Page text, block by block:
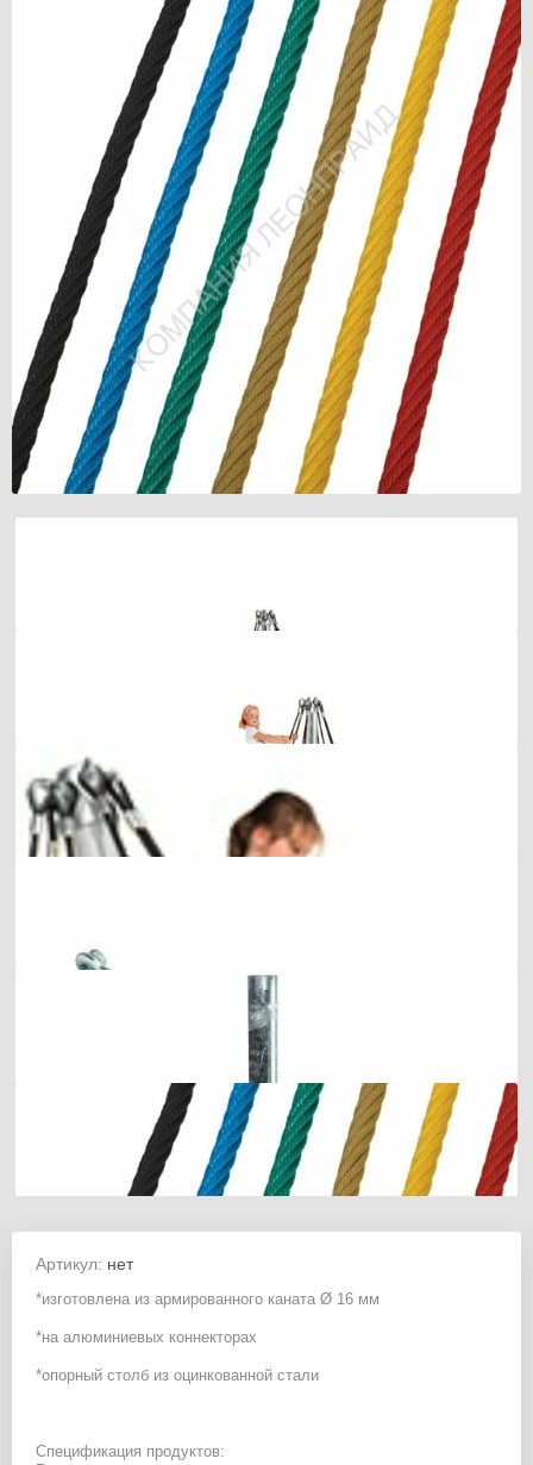
Артикул: нет
*изготовлена из армированного каната Ø 16 мм
*на алюминиевых коннекторах
*опорный столб из оцинкованной стали
Спецификация продуктов: